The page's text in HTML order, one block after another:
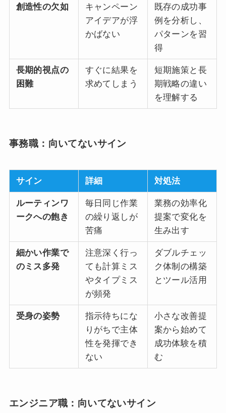
創造性の欠如
キャンペーン
アイデアが浮
かばない
既存の成功事
例を分析し、
パターンを習
得
長期的視点の
困難
すぐに結果を
求めてしまう
短期施策と長
期戦略の違い
を理解する
事務職：向いてないサイン
サイン 詳細 対処法
ルーティンワ
ークへの飽き
毎日同じ作業
の繰り返しが
苦痛
業務の効率化
提案で変化を
生み出す
細かい作業で
のミス多発
注意深く行っ
ても計算ミス
やタイプミス
が頻発
ダブルチェッ
ク体制の構築
とツール活用
受身の姿勢
指示待ちにな
りがちで主体
性を発揮でき
ない
小さな改善提
案から始めて
成功体験を積
む
エンジニア職：向いてないサイン